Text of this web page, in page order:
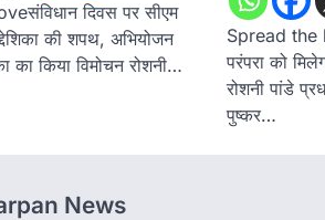
दिवस पर सीएम
की शपथ, अभियोजन
का किया विमोचन रोशनी…
Spread the
परंपरा को
रोशनी पांडे
पुष्कर…
News